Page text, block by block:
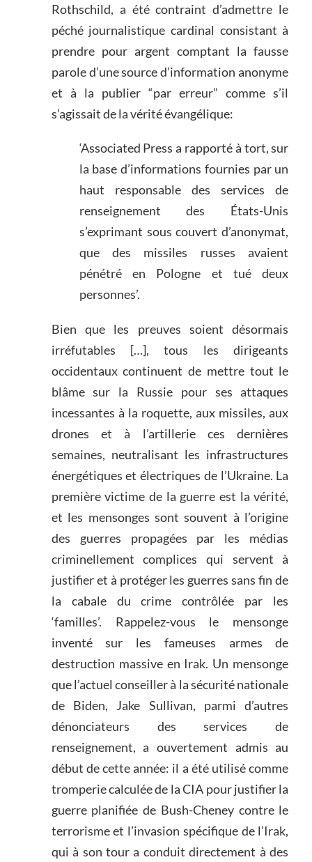
Rothschild, a été contraint d’admettre le
péché journalistique cardinal consistant à
prendre pour argent comptant la fausse
parole d’une source d’information anonyme
et à la publier “par erreur” comme s’il
s’agissait de la vérité évangélique:
‘Associated Press a rapporté à tort, sur
la base d’informations fournies par un
haut responsable des services de
renseignement des États-Unis
s’exprimant sous couvert d’anonymat,
que des missiles russes avaient
pénétré en Pologne et tué deux
personnes’.
Bien que les preuves soient désormais
irréfutables […], tous les dirigeants
occidentaux continuent de mettre tout le
blâme sur la Russie pour ses attaques
incessantes à la roquette, aux missiles, aux
drones et à l’artillerie ces dernières
semaines, neutralisant les infrastructures
énergétiques et électriques de l’Ukraine. La
première victime de la guerre est la vérité,
et les mensonges sont souvent à l’origine
des guerres propagées par les médias
criminellement complices qui servent à
justifier et à protéger les guerres sans fin de
la cabale du crime contrôlée par les
‘familles’. Rappelez-vous le mensonge
inventé sur les fameuses armes de
destruction massive en Irak. Un mensonge
que l’actuel conseiller à la sécurité nationale
de Biden, Jake Sullivan, parmi d’autres
dénonciateurs des services de
renseignement, a ouvertement admis au
début de cette année: il a été utilisé comme
tromperie calculée de la CIA pour justifier la
guerre planifiée de Bush-Cheney contre le
terrorisme et l’invasion spécifique de l’Irak,
qui à son tour a conduit directement à des